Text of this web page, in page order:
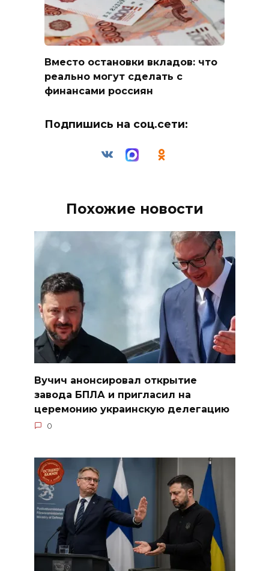
Вместо остановки вкладов: что
реально могут сделать с
финансами россиян
Подпишись на соц.сети:
Похожие новости
Вучич анонсировал открытие
завода БПЛА и пригласил на
церемонию украинскую делегацию
0